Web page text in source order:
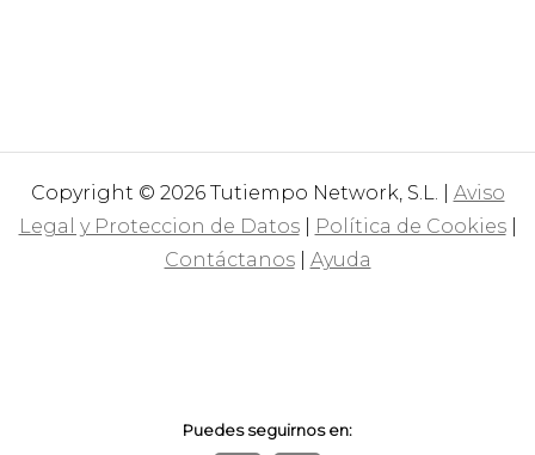
Copyright © 2026 Tutiempo Network, S.L. | Aviso
Legal y Proteccion de Datos| Política de Cookies|
Contáctanos| Ayuda
Puedes seguirnos en: